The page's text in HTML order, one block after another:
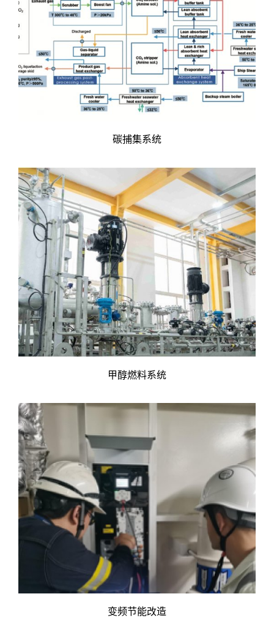
碳捕集系统
甲醇燃料系统
变频节能改造